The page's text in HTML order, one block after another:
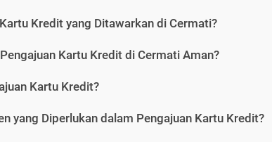
Kredit yang Ditawarkan di Cermati?
Kartu Kredit di Cermati Aman?
Kartu Kredit?
yang Diperlukan dalam Pengajuan Kartu Kredit?